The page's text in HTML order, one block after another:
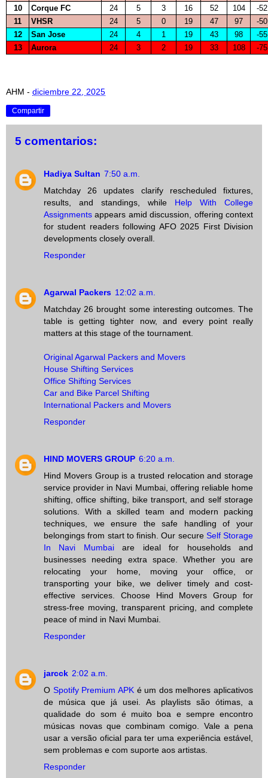
10
Corque FC 24 5 3 16 52 104
-52
11
VHSR 24 5 0 19 47 97
-50
12
San Jose 24 4 1 19 43 98
-55
13
Aurora 24 3 2 19 33 108 -75
AHM - diciembre 22, 2025
Compartir
5 comentarios:
Hadiya Sultan 7:50 a.m.
Matchday 26 updates clarify rescheduled fixtures,
results, and standings, while Help With College
Assignments appears amid discussion, offering context
for student readers following AFO 2025 First Division
developments closely overall.
Responder
Agarwal Packers 12:02 a.m.
Matchday 26 brought some interesting outcomes. The
table is getting tighter now, and every point really
matters at this stage of the tournament.
Original Agarwal Packers and Movers
House Shifting Services
Office Shifting Services
Car and Bike Parcel Shifting
International Packers and Movers
Responder
HIND MOVERS GROUP 6:20 a.m.
Hind Movers Group is a trusted relocation and storage
service provider in Navi Mumbai, offering reliable home
shifting, office shifting, bike transport, and self storage
solutions. With a skilled team and modern packing
techniques, we ensure the safe handling of your
belongings from start to finish. Our secure Self Storage
In Navi Mumbaiare ideal for households and
businesses needing extra space. Whether you are
relocating your home, moving your office, or
transporting your bike, we deliver timely and cost-
effective services. Choose Hind Movers Group for
stress-free moving, transparent pricing, and complete
peace of mind in Navi Mumbai.
Responder
jarcck 2:02 a.m.
O Spotify Premium APKé um dos melhores aplicativos
de música que já usei. As playlists são ótimas, a
qualidade do som é muito boa e sempre encontro
músicas novas que combinam comigo. Vale a pena
usar a versão oficial para ter uma experiência estável,
sem problemas e com suporte aos artistas.
Responder